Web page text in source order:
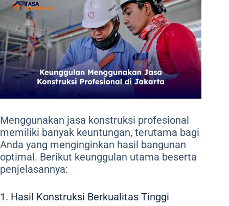
Menggunakan jasa konstruksi profesional
memiliki banyak keuntungan, terutama bagi
Anda yang menginginkan hasil bangunan
optimal. Berikut keunggulan utama beserta
penjelasannya:
1. Hasil Konstruksi Berkualitas Tinggi